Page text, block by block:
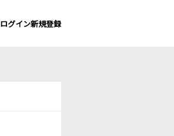
ログイン新規登録